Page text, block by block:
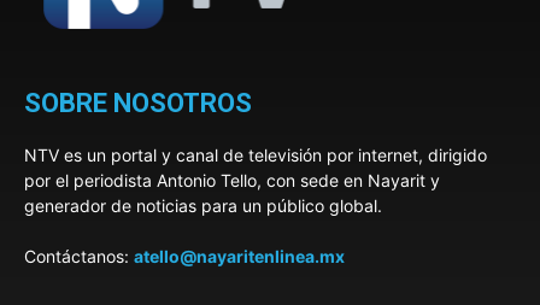
SOBRE NOSOTROS
NTV es un portal y canal de televisión por internet, dirigido
por el periodista Antonio Tello, con sede en Nayarit y
generador de noticias para un público global.
Contáctanos: atello@nayaritenlinea.mx